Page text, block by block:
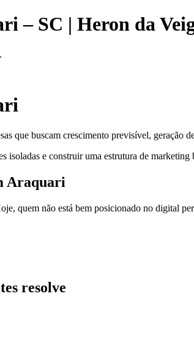
– SC | Heron da
que buscam crescimento previsível, geração
isoladas e construir uma estrutura de marketing
Araquari
quem não está bem posicionado no digital
resolve